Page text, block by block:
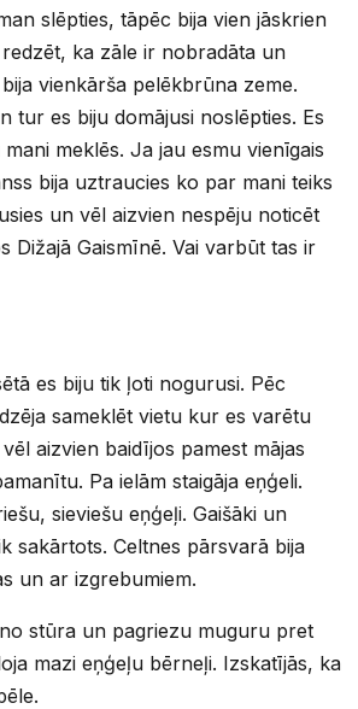
slēpties, tāpēc bija vien jāskrien
ka zāle ir nobradāta un
vienkārša pelēkbrūna zeme.
tur es biju domājusi noslēpties. Es
meklēs. Ja jau esmu vienīgais
bija uztraucies ko par mani teiks
un vēl aizvien nespēju noticēt
Dižajā Gaismīnē. Vai varbūt tas ir
es biju tik ļoti nogurusi. Pēc
sameklēt vietu kur es varētu
aizvien baidījos pamest mājas
Pa ielām staigāja eņģeli.
sieviešu eņģeļi. Gaišāki un
sakārtots. Celtnes pārsvarā bija
un ar izgrebumiem.
stūra un pagriezu muguru pret
mazi eņģeļu bērneļi. Izskatījās, ka